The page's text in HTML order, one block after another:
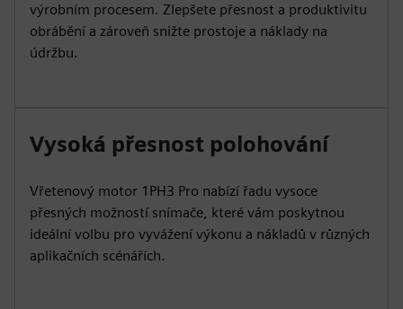
výrobním procesem. Zlepšete přesnost a produktivitu
obrábění a zároveň snižte prostoje a náklady na
údržbu.
Vysoká přesnost polohování
Vřetenový motor 1PH3 Pro nabízí řadu vysoce
přesných možností snímače, které vám poskytnou
ideální volbu pro vyvážení výkonu a nákladů v různých
aplikačních scénářích.